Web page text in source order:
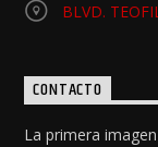
BLVD.
CONTACTO
La primera